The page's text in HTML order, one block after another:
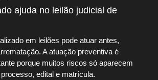
ajuda no leilão judicial de
em leilões pode atuar antes,
A atuação preventiva é
porque muitos riscos só aparecem
edital e matrícula.